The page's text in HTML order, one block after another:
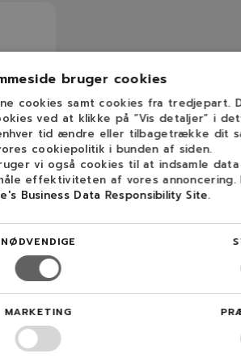
bruger cookies
cookies samt cookies fra tredjepart.
ved at klikke på ”Vis detaljer” i
tid ændre eller tilbagetrække dit
cookiepolitik i bunden af siden.
vi også cookies til at indsamle
effektiviteten af vores annoncering.
Business Data Responsibility Site.
NØDVENDIGE
MARKETING